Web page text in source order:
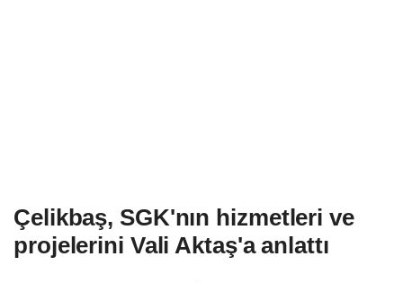
Çelikbaş, SGK'nın hizmetleri ve
projelerini Vali Aktaş'a anlattı